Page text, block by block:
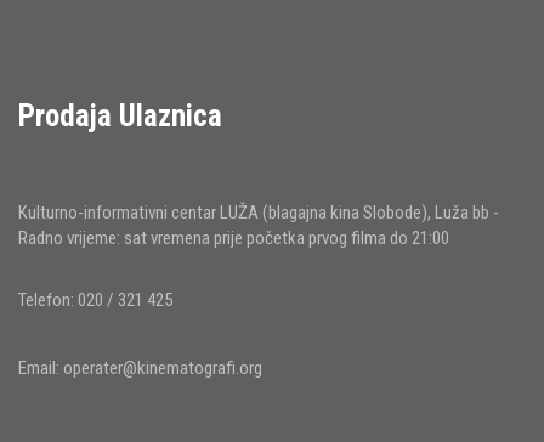
Prodaja Ulaznica
Kulturno-informativni centar LUŽA (blagajna kina Slobode), Luža bb -
Radno vrijeme: sat vremena prije početka prvog filma do 21:00
Telefon: 020 / 321 425
Email: operater@kinematografi.org